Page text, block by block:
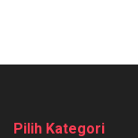
Pilih Kategori